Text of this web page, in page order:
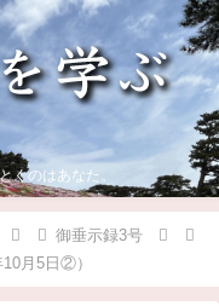
くのはあなた。
御垂示録3号
月5日②）